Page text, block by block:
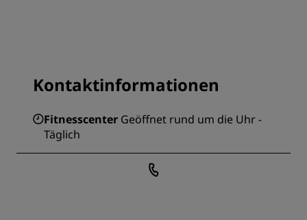
Kontaktinformationen
Fitnesscenter Geöffnet rund um die Uhr -
Täglich